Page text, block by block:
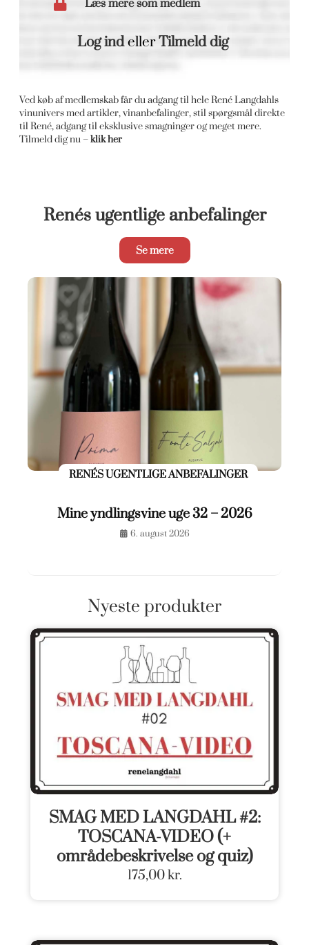
Læs mere som medlem
Log indellerTilmeld dig
Ved køb af medlemskab får du adgang til hele René Langdahls
vinunivers med artikler, vinanbefalinger, stil spørgsmål direkte
til René, adgang til eksklusive smagninger og meget mere.
Tilmeld dig nu –klik her
Renés ugentlige anbefalinger
Se mere
RENÉS UGENTLIGE ANBEFALINGER
Mine yndlingsvine uge 32 – 2026
6. august 2026
Nyeste produkter
SMAG MED LANGDAHL #2:
TOSCANA-VIDEO (+
områdebeskrivelse og quiz)
175,00kr.